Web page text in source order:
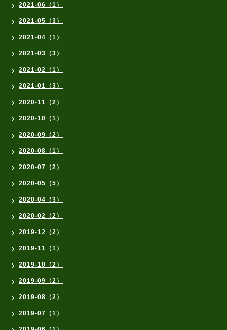
2021-06（1）
2021-05（3）
2021-04（1）
2021-03（3）
2021-02（1）
2021-01（3）
2020-11（2）
2020-10（1）
2020-09（2）
2020-08（1）
2020-07（2）
2020-05（5）
2020-04（3）
2020-02（2）
2019-12（2）
2019-11（1）
2019-10（2）
2019-09（2）
2019-08（2）
2019-07（1）